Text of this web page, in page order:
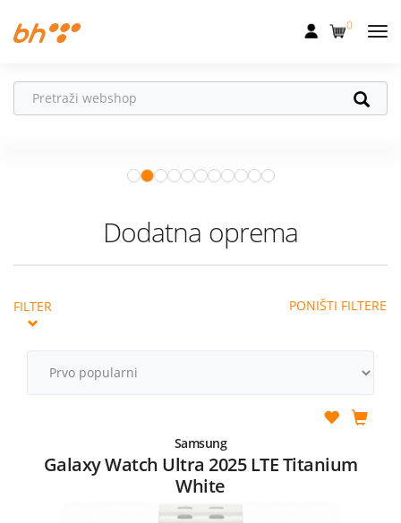
Fiksna
Akcije
Podrška
0
Ne propusti
Prood 04.08.–31.08. očekuju te
super pokloni!
Dodatna oprema
FILTER PONIŠTI FILTERE
Samsung
Galaxy Watch Ultra 2025 LTE Titanium
White